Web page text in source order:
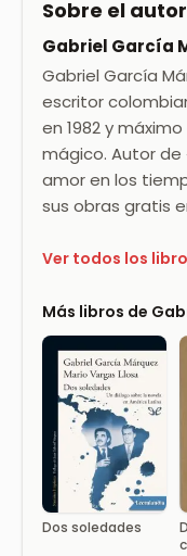
Sobre el autor
Gabriel García
Gabriel García
escritor
en 1982 y
mágico. Autor de
amor en los
sus obras gratis
Ver todos los
Más libros de
Dos soledades